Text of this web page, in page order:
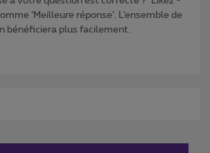
‘Meilleure réponse’. L’ensemble de
bénéficiera plus facilement.